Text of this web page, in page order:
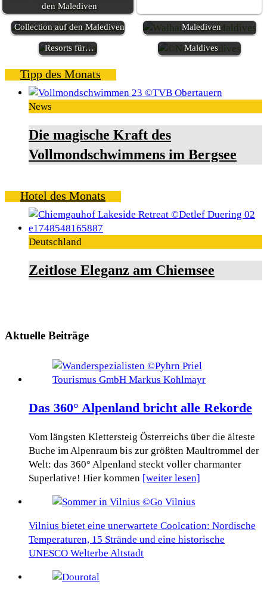
den Malediven
Debüt der IHG Vignette
Collection auf den Malediven
Familiäre Gästehäuser auf den
Malediven
Centara hat auf
den Malediven
Hotels &
Resorts für…
Noctourismus-
Abenteuer im Nova
Maldives
Tipp des Monats
News
Die magische Kraft des
Vollmondschwimmens im Bergsee
Hotel des Monats
Deutschland
Zeitlose Eleganz am Chiemsee
Aktuelle Beiträge
Das 360° Alpenland bricht alle Rekorde
Vom längsten Klettersteig Österreichs über die älteste
Buche im Alpenraum bis zur größten Maultrommel der
Welt: das 360° Alpenland steckt voller charmanter
Superlative! Hier kommen [weiter lesen]
Vilnius bietet eine unerwartete Coolcation: Nordische
Temperaturen, 15 Strände und eine historische
UNESCO Welterbe Altstadt